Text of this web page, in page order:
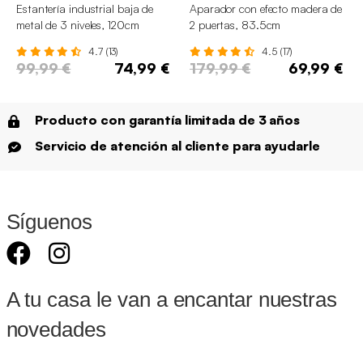
Estantería industrial baja de
metal de 3 niveles, 120cm
4.7 (13)
99,99 € 74,99 €
Aparador con efecto madera de
2 puertas, 83.5cm
4.5 (17)
179,99 € 69,99 €
Producto con garantía limitada de 3 años
Servicio de atención al cliente para ayudarle
Síguenos
A tu casa le van a encantar nuestras
novedades